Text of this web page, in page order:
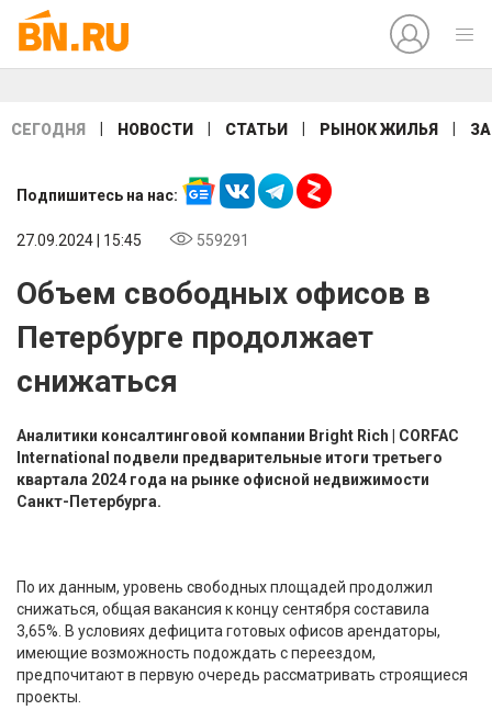
СЕГОДНЯ НОВОСТИ СТАТЬИ РЫНОК ЖИЛЬЯ
Подпишитесь на нас:
27.09.2024 | 15:45 559291
Объем свободных офисов в
Петербурге продолжает
снижаться
Аналитики консалтинговой компании Bright Rich | CORFAC
International подвели предварительные итоги третьего
квартала 2024 года на рынке офисной недвижимости
Санкт-Петербурга.
По их данным, уровень свободных площадей продолжил
снижаться, общая вакансия к концу сентября составила
3,65%. В условиях дефицита готовых офисов арендаторы,
имеющие возможность подождать с переездом,
предпочитают в первую очередь рассматривать строящиеся
проекты.